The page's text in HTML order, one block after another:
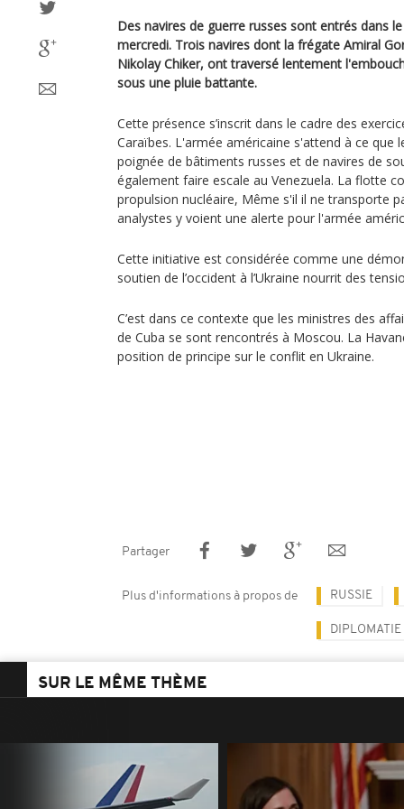
Des navires de guerre russes sont entrés dans
mercredi. Trois navires dont la frégate Amiral
Nikolay Chiker, ont traversé lentement
sous une pluie battante.
Cette présence s’inscrit dans le cadre des
Caraïbes. L'armée américaine s'attend à ce que
poignée de bâtiments russes et de navires de
également faire escale au Venezuela. La flotte
propulsion nucléaire, Même s'il il ne transporte
analystes y voient une alerte pour l'armée
Cette initiative est considérée comme une
soutien de l’occident à l’Ukraine nourrit des
C’est dans ce contexte que les ministres des
de Cuba se sont rencontrés à Moscou. La
position de principe sur le conflit en Ukraine.
Partager
Plus d'informations à propos de RUSSIE
DIPLOMATIE
SUR LE MÊME THÈME